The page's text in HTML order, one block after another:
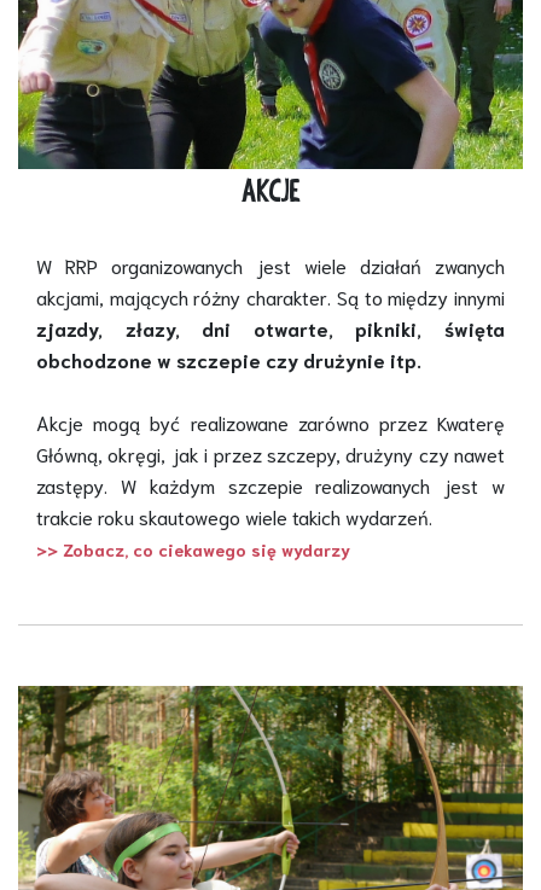
AKCJE
W RRP organizowanych jest wiele działań zwanych
akcjami, mających różny charakter. Są to między innymi
zjazdy, złazy, dni otwarte, pikniki, święta
obchodzone w szczepie czy drużynie itp.
Akcje mogą być realizowane zarówno przez Kwaterę
Główną, okręgi, jak i przez szczepy, drużyny czy nawet
zastępy. W każdym szczepie realizowanych jest w
trakcie roku skautowego wiele takich wydarzeń.
>> Zobacz, co ciekawego się wydarzy